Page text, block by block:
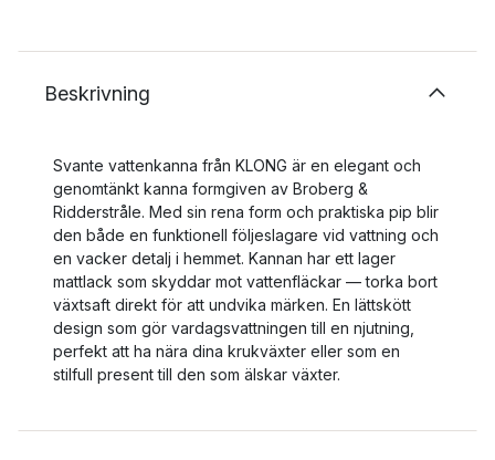
Beskrivning
Svante vattenkanna från KLONG är en elegant och
genomtänkt kanna formgiven av Broberg &
Ridderstråle. Med sin rena form och praktiska pip blir
den både en funktionell följeslagare vid vattning och
en vacker detalj i hemmet. Kannan har ett lager
mattlack som skyddar mot vattenfläckar — torka bort
växtsaft direkt för att undvika märken. En lättskött
design som gör vardagsvattningen till en njutning,
perfekt att ha nära dina krukväxter eller som en
stilfull present till den som älskar växter.